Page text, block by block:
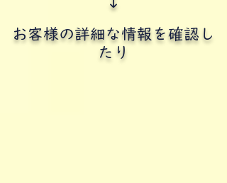
お客様の詳細な情報を確認し
たり